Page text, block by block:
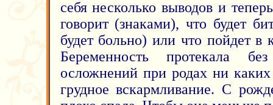
себя несколько выводов и
говорит (знаками), что будет
будет больно) или что пойдет в
Беременность протекала
осложнений при родах ни
грудное вскармливание. С